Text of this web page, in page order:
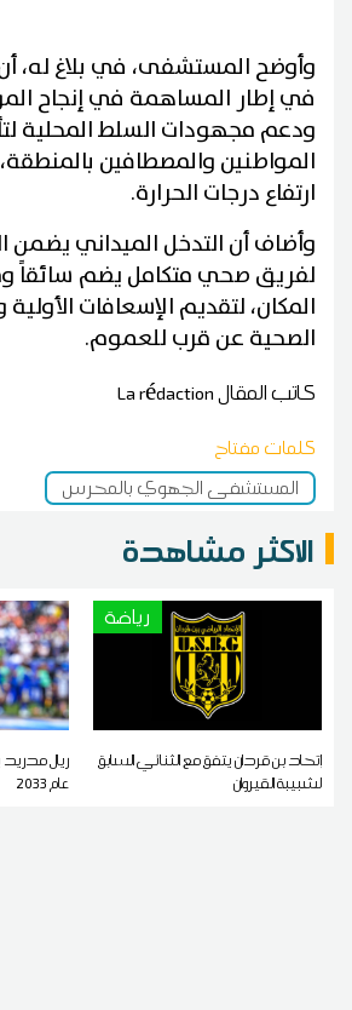
وأوضح المستشفى، في بلاغ له، أن
في إطار المساهمة في إنجاح
ودعم مجهودات السلط المحلية
المواطنين والمصطافين
ارتفاع درجات الحرارة.
وأضاف أن التدخل الميداني يضمن
لفريق صحي متكامل يضم سائقاً
المكان، لتقديم الإسعافات
الصحية عن قرب للعموم.
كاتب المقالLa rédaction
كلمات مفتاح
المستشفى الجهوي بالمحرس
الاكثر مشاهدة
رياضة
إتحاد بن قردان يتفق مع الثنائي السابق
لشبيبة القيروان
ريال
عام 2033